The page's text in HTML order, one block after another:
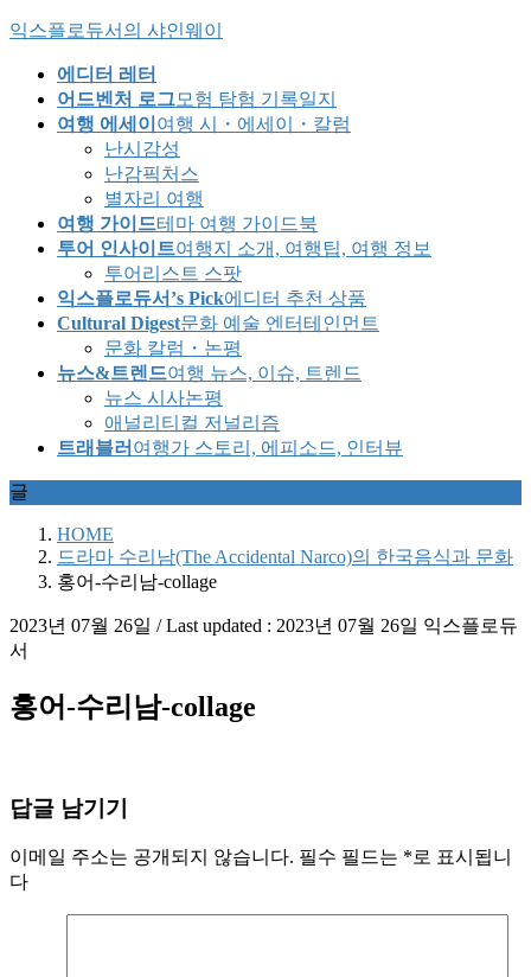
Skip
content
Skip
Navigation
익스플로듀서의 샤인웨이
에디터 레터
어드벤처 로그모험 탐험 기록일지
여행 에세이 여행 시・에세이・칼럼
난시감성
난감픽처스
별자리 여행
여행 가이드테마 여행 가이드북
투어 인사이트여행지 소개, 여행팁, 여행 정보
투어리스트 스팟
익스플로듀서’s Pick에디터 추천 상품
Cultural Digest문화 예술 엔터테인먼트
문화 칼럼・논평
뉴스&트렌드여행 뉴스, 이슈, 트렌드
뉴스 시사논평
애널리티컬 저널리즘
트래블러 여행가 스토리, 에피소드, 인터뷰
글
HOME
드라마 수리남(The Accidental Narco)의 한국음식과 문화
홍어-수리남-collage
2023년 07월 26일 / Last updated : 2023년 07월 26일 익스플로듀
서
홍어-수리남-collage
답글 남기기
이메일 주소는 공개되지 않습니다. 필수 필드는 *로 표시됩니
다